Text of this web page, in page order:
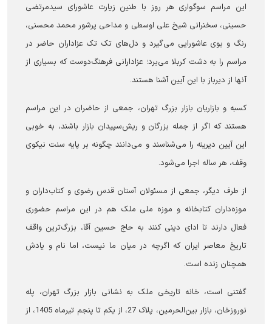
این مراسم سوگواری هر روز با طنین زیارت عاشورای سیدمرتضی
حسینی، سخنرانی شیخ علی اوسطی و مداحی پرشور محمد محسنی،
رنگ و بوی عاشورایی می‌گیرد و دل‌های تک تک عزاداران حاضر در
مراسم را به دشت کربلا می‌برد؛ عزادارانی فرهنگ‌دوست که بسیاری از
آنها از دیرباز با این آیین آشنا هستند.
کسبه و بازاریان بازار بزرگ تهران، جمعی از حاضران در این مراسم
هستند که اگر از جمله بزرگان و ریش‌سپیدان بازار باشند، به خوبی
این آیین دیرینه را می‌شناسند و می‌دانند چگونه بر پایه سنت نیکوی
وقف، هر ساله اجرا می‌شود.
از طرف دیگر، جمعی از مسئولان آستان قدس رضوی و کتاب‌داران و
موزه‌داران کتابخانه و موزه ملی ملک هم در این مراسم حضوری
فعال دارند تا ادای دینی کنند به حاج حسین آقا، بزرگ‌ترین واقف
تاریخ معاصر ایران که اگرچه در میان ما نیست، اما نام و یادش
همچنان زنده است.
گفتنی است، خانه تاریخی ملک به نشانی بازار بزرگ تهران، پله
نوروزخان، بازار بین‌الحرمین، پلاک 27، از یکم تا پنجم تیرماه 1405، از